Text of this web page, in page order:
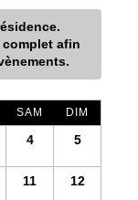
afin
SAM DIM
4 5
11 12